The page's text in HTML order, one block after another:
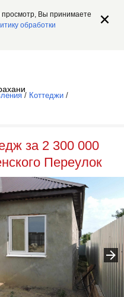
Вы принимаете
обработки
/ Коттеджи /
за 2 300 000
Переулок